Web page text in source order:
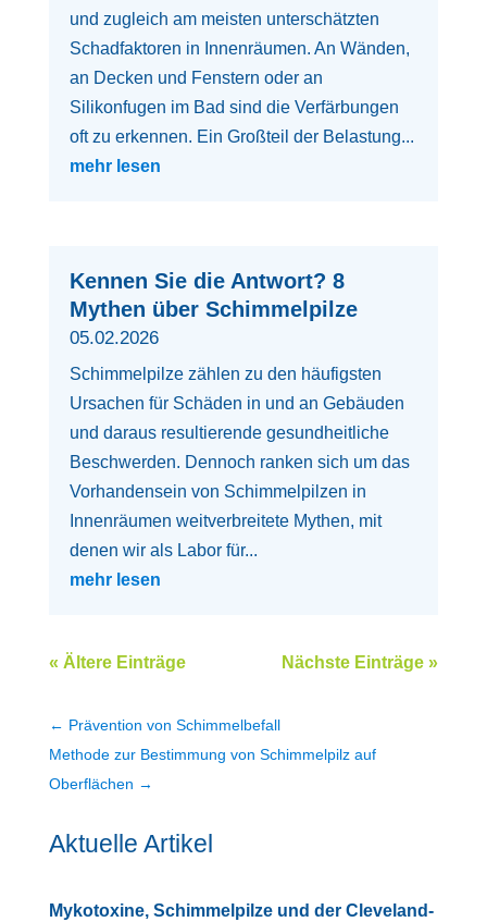
und zugleich am meisten unterschätzten
Schadfaktoren in Innenräumen. An Wänden,
an Decken und Fenstern oder an
Silikonfugen im Bad sind die Verfärbungen
oft zu erkennen. Ein Großteil der Belastung...
mehr lesen
Kennen Sie die Antwort? 8
Mythen über Schimmelpilze
05.02.2026
Schimmelpilze zählen zu den häufigsten
Ursachen für Schäden in und an Gebäuden
und daraus resultierende gesundheitliche
Beschwerden. Dennoch ranken sich um das
Vorhandensein von Schimmelpilzen in
Innenräumen weitverbreitete Mythen, mit
denen wir als Labor für...
mehr lesen
« Ältere Einträge Nächste Einträge »
← Prävention von Schimmelbefall
Methode zur Bestimmung von Schimmelpilz auf
Oberflächen →
Aktuelle Artikel
Mykotoxine, Schimmelpilze und der Cleveland-